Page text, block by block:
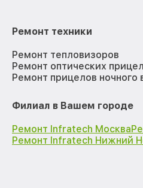
Ремонт техники
Ремонт тепловизоров
Ремонт оптических
Ремонт прицелов ночного
Филиал в Вашем городе
Ремонт Infratech Москва
Ремонт Infratech Нижний